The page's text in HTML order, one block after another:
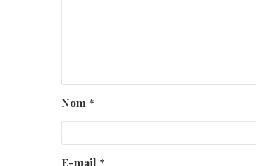
Nom*
E-mail *